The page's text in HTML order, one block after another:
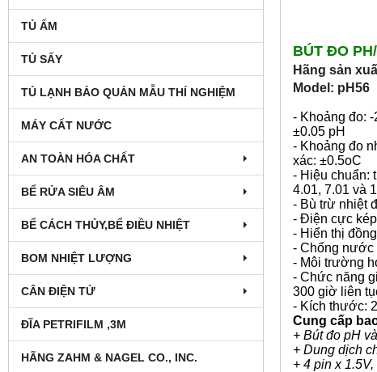
TỦ ẤM
TỦ SẤY
TỦ LẠNH BẢO QUẢN MẪU THÍ NGHIỆM
MÁY CẤT NƯỚC
AN TOÀN HÓA CHẤT
BỂ RỬA SIÊU ÂM
BỂ CÁCH THỦY,BỂ ĐIỀU NHIỆT
BOM NHIỆT LƯỢNG
CÂN ĐIỆN TỬ
ĐĨA PETRIFILM ,3M
HÃNG ZAHM & NAGEL CO., INC.
BÚT ĐO
Hãng sản
Model: pH56
- Khoảng đo:
±0.05 pH
- Khoảng đo
xác: ±0.5oC
- Hiệu chuẩn:
4.01, 7.01 và
- Bù trừ nhiệt
- Điện cực
- Hiển thị
- Chống nước
- Môi trường
- Chức năng
300 giờ liên
- Kích thước:
Cung cấp
+ Bút đo pH
+ Dung dịch
+ 4 pin x